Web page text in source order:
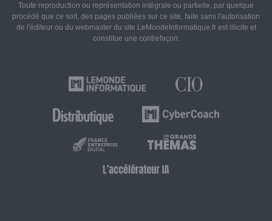
Toute reproduction ou représentation intégrale ou partielle, par quelque
procédé que ce soit, des pages publiées sur ce site, faite sans l'autorisation
de l'éditeur ou du webmaster du site LeMondeInformatique.fr est illicite et
constitue une contrefaçon.